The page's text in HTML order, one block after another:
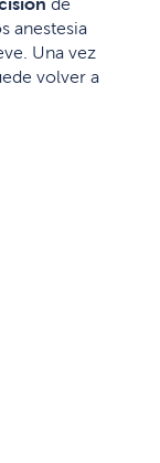
de
anestesia
Una vez
volver a